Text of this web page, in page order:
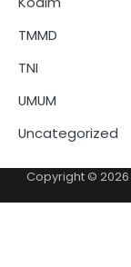
TMMD
TNI
UMUM
Uncategorized
Copyright © 2026